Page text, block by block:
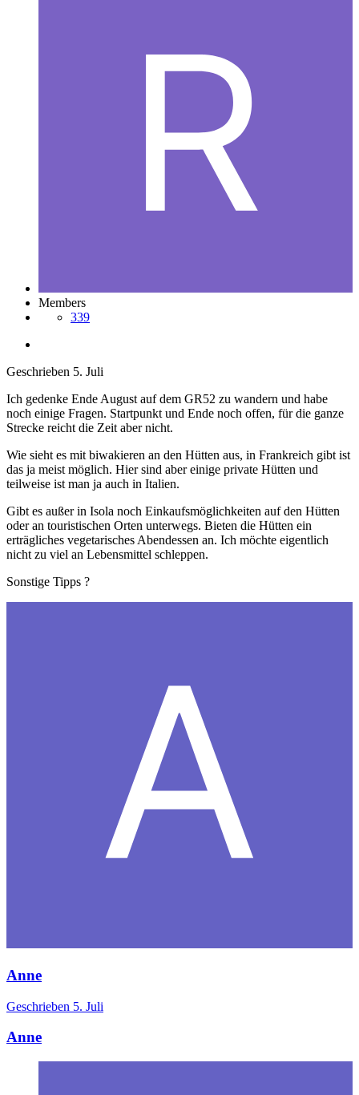
Members
339
Geschrieben 5. Juli
Ich gedenke Ende August auf dem GR52 zu wandern und habe
noch einige Fragen. Startpunkt und Ende noch offen, für die ganze
Strecke reicht die Zeit aber nicht.
Wie sieht es mit biwakieren an den Hütten aus, in Frankreich gibt ist
das ja meist möglich. Hier sind aber einige private Hütten und
teilweise ist man ja auch in Italien.
Gibt es außer in Isola noch Einkaufsmöglichkeiten auf den Hütten
oder an touristischen Orten unterwegs. Bieten die Hütten ein
erträgliches vegetarisches Abendessen an. Ich möchte eigentlich
nicht zu viel an Lebensmittel schleppen.
Sonstige Tipps ?
Anne
Geschrieben 5. Juli
Anne